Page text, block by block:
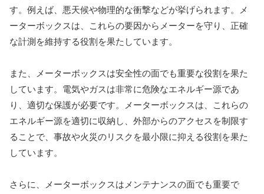
す。例えば、悪天候や物理的な衝撃などが挙げられます。メ
ーターボックスは、これらの要因からメーターを守り、正確
な計測を維持する役割を果たしています。
また、メーターボックスは安全性の面でも重要な役割を果た
しています。電気やガスは非常に危険なエネルギー源であ
り、適切な保護が必要です。メーターボックスは、これらの
エネルギー源を適切に収納し、外部からのアクセスを制限す
ることで、事故や火災のリスクを最小限に抑える役割を果た
しています。
さらに、メーターボックスはメンテナンスの面でも重要で